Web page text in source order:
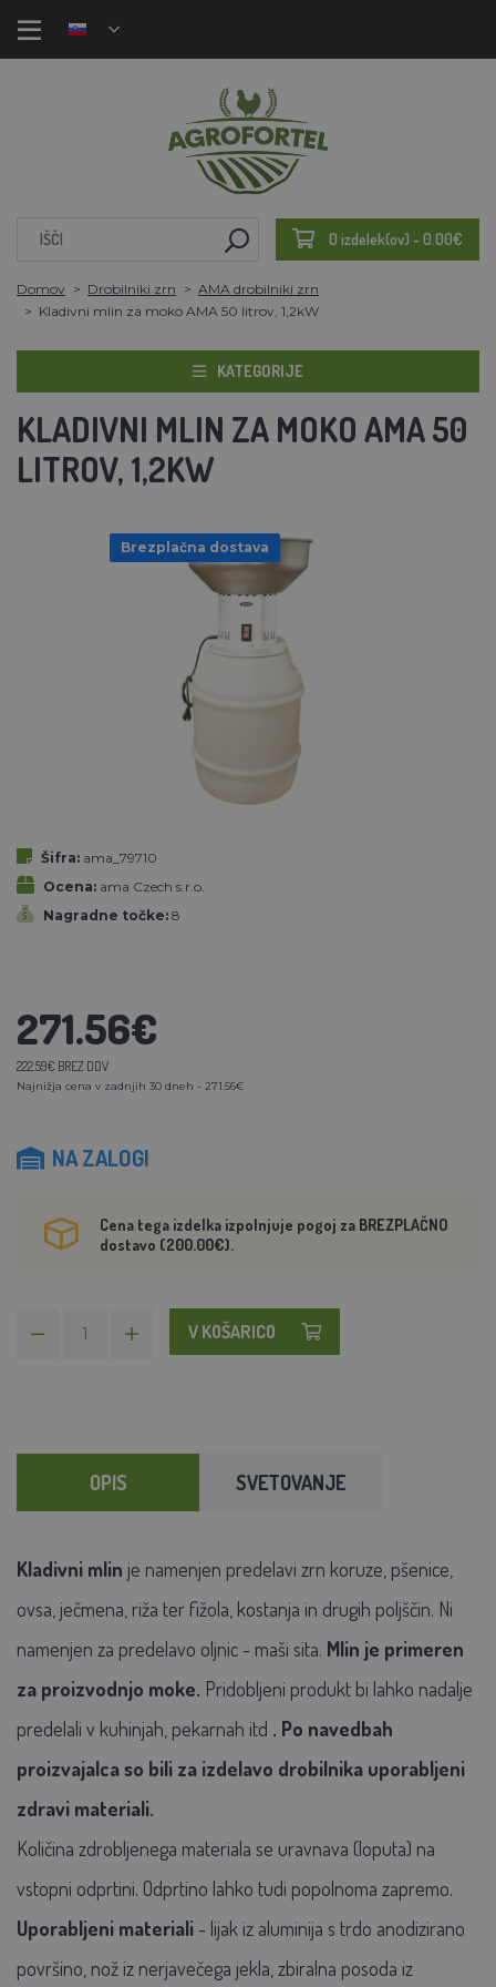
0 izdelek(ov) - 0.00€
Domov Drobilniki zrn
AMA drobilniki zrn
Kladivni mlin za moko AMA 50 litrov, 1,2kW
KATEGORIJE
KLADIVNI MLIN ZA MOKO AMA 50
LITROV, 1,2KW
Brezplačna dostava
Šifra: ama_79710
Ocena: ama Czech s.r.o.
Nagradne točke: 8
271.56€
222.59€ BREZ DDV
Najnižja cena v zadnjih 30 dneh - 271.56€
NA ZALOGI
Cena tega izdelka izpolnjuje pogoj za BREZPLAČNO
dostavo (200.00€).
V KOŠARICO
OPIS SVETOVANJE
Kladivni mlin je namenjen predelavi zrn koruze, pšenice,
ovsa, ječmena, riža ter fižola, kostanja in drugih poljščin. Ni
namenjen za predelavo oljnic - maši sita. Mlin je primeren
za proizvodnjo moke. Pridobljeni produkt bi lahko nadalje
predelali v kuhinjah, pekarnah itd . Po navedbah
proizvajalca so bili za izdelavo drobilnika uporabljeni
zdravi materiali.
Količina zdrobljenega materiala se uravnava (loputa) na
vstopni odprtini. Odprtino lahko tudi popolnoma zapremo.
Uporabljeni materiali - lijak iz aluminija s trdo anodizirano
površino, nož iz nerjavečega jekla, zbiralna posoda iz